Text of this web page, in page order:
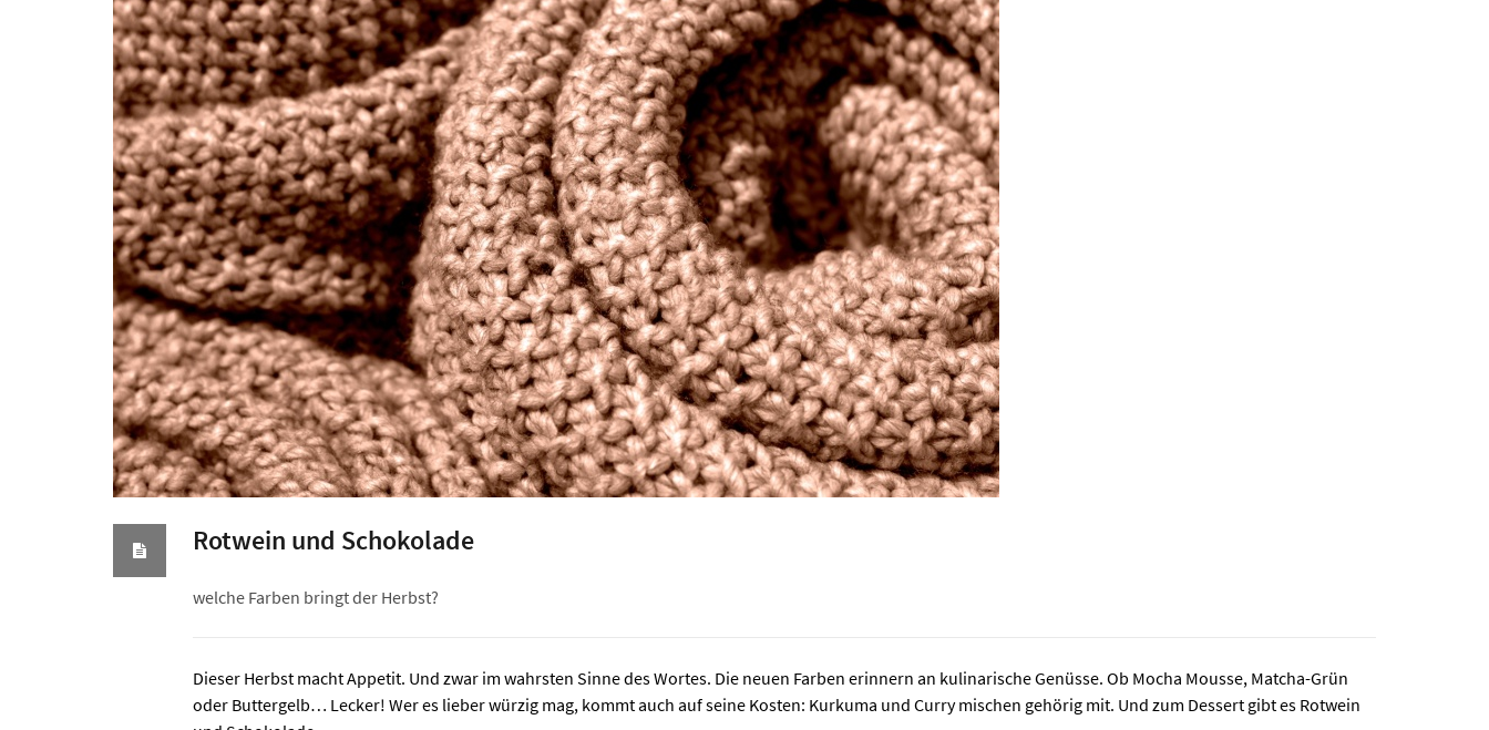
Rotwein und Schokolade
welche Farben bringt der Herbst?
Dieser Herbst macht Appetit. Und zwar im wahrsten Sinne des Wortes. Die neuen Farben erinnern an kulinarische Genüsse. Ob Mocha Mousse, Matcha-Grün
oder Buttergelb… Lecker! Wer es lieber würzig mag, kommt auch auf seine Kosten: Kurkuma und Curry mischen gehörig mit. Und zum Dessert gibt es Rotwein